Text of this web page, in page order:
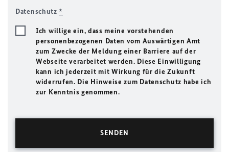
Datenschutz*
Ich willige ein, dass meine vorstehenden
personenbezogenen Daten vom Auswärtigen Amt
zum Zwecke der Meldung einer Barriere auf der
Webseite verarbeitet werden. Diese Einwilligung
kann ich jederzeit mit Wirkung für die Zukunft
widerrufen. Die Hinweise zum Datenschutz habe ich
zur Kenntnis genommen.